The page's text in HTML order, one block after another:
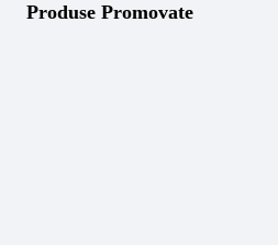
Produse Promovate